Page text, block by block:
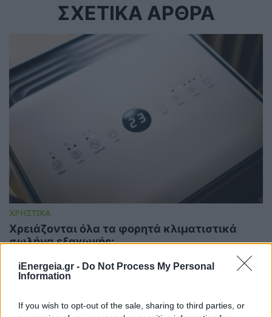
iEnergeia.gr - Do Not Process My Personal
Information
If you wish to opt-out of the sale, sharing to third parties, or
ΣΧΕΤΙΚΑ ΑΡΘΡΑ
ΧΡΗΣΤΙΚΑ
Χρειάζονται όλα τα φορητά κλιματιστικά
σωλήνα εξαγωγής;